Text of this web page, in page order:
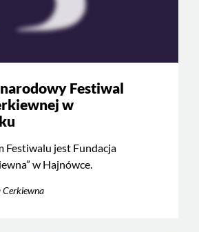
Festiwal
w
Festiwalu jest Fundacja
w Hajnówce.
Cerkiewna